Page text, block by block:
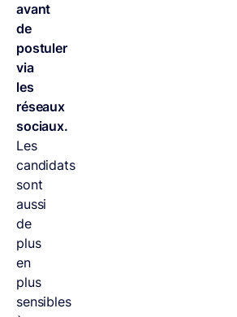
avant
de
postuler
via
les
réseaux
sociaux.
Les
candidats
sont
aussi
de
plus
en
plus
sensibles